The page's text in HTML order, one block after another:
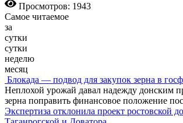
Просмотров: 1943
Самое читаемое
за
сутки
сутки
неделю
месяц
Блокада — подвод для закупок зерна в
Неплохой урожай давал надежду донским
зерна поправить финансовое положение
Экспертиза отклонила проект ростовской